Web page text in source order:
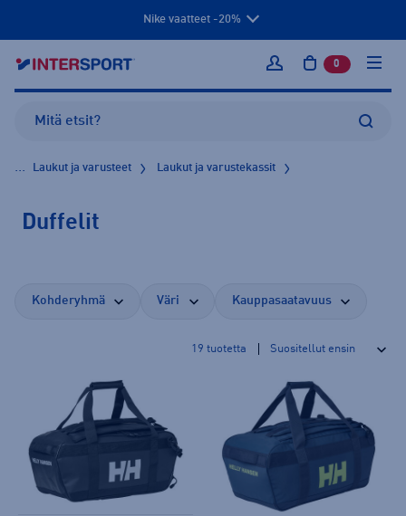
Nike vaatteet -20%
Kirjaudu sisään
0 tuotetta
... Laukut ja varusteet Laukut ja varustekassit
Duffelit
Kohderyhmä Väri Kauppasaatavuus
19 tuotetta